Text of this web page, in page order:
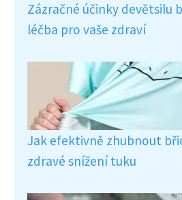
Zázračné účinky devětsilu
léčba pro vaše zdraví
Jak efektivně zhubnout
zdravé snížení tuku